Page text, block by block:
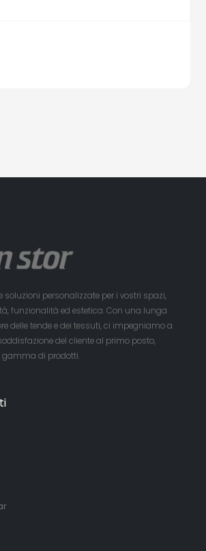
soluzioni personalizzate per i vostri spazi,
funzionalità ed estetica. Con una lunga
delle tende e dei tessuti, ci impegniamo a
del cliente al primo posto,
di prodotti.